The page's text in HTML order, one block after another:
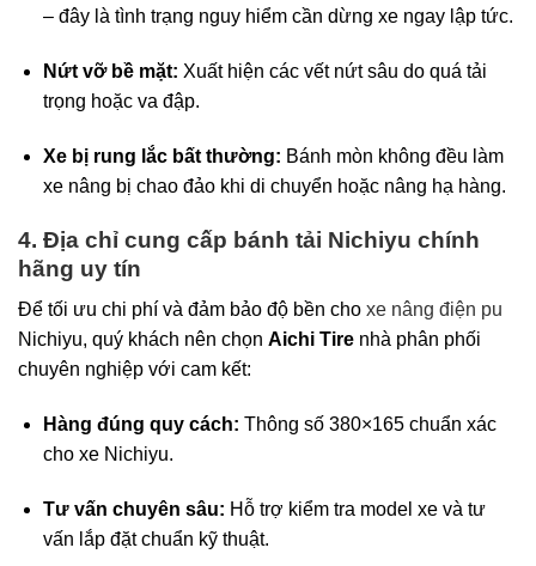
– đây là tình trạng nguy hiểm cần dừng xe ngay lập tức.
Nứt vỡ bề mặt: Xuất hiện các vết nứt sâu do quá tải
trọng hoặc va đập.
Xe bị rung lắc bất thường: Bánh mòn không đều làm
xe nâng bị chao đảo khi di chuyển hoặc nâng hạ hàng.
4. Địa chỉ cung cấp bánh tải Nichiyu chính
hãng uy tín
Để tối ưu chi phí và đảm bảo độ bền cho xe nâng điện pu
Nichiyu, quý khách nên chọn Aichi Tire nhà phân phối
chuyên nghiệp với cam kết:
Hàng đúng quy cách: Thông số 380×165 chuẩn xác
cho xe Nichiyu.
Tư vấn chuyên sâu: Hỗ trợ kiểm tra model xe và tư
vấn lắp đặt chuẩn kỹ thuật.